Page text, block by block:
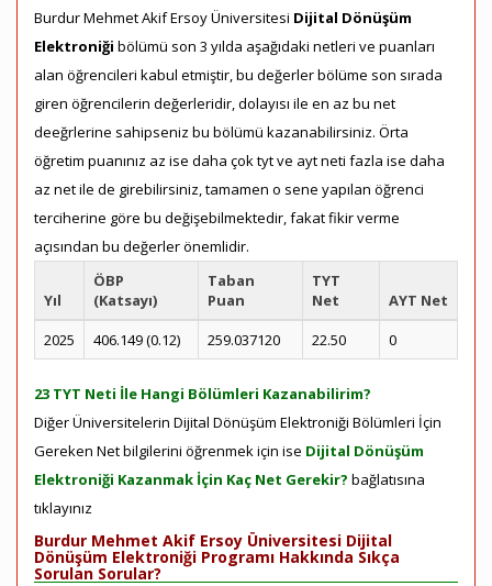
Burdur Mehmet Akif Ersoy Üniversitesi Dijital Dönüşüm
Elektroniği bölümü son 3 yılda aşağıdaki netleri ve puanları
alan öğrencileri kabul etmiştir, bu değerler bölüme son sırada
giren öğrencilerin değerleridir, dolayısı ile en az bu net
deeğrlerine sahipseniz bu bölümü kazanabilirsiniz. Örta
öğretim puanınız az ise daha çok tyt ve ayt neti fazla ise daha
az net ile de girebilirsiniz, tamamen o sene yapılan öğrenci
terciherine göre bu değişebilmektedir, fakat fikir verme
açısından bu değerler önemlidir.
Yıl
ÖBP
(Katsayı)
Taban
Puan
TYT
Net
AYT Net
2025
406.149 (0.12) 259.037120 22.50 0
23 TYT Neti İle Hangi Bölümleri Kazanabilirim?
Diğer Üniversitelerin Dijital Dönüşüm Elektroniği Bölümleri İçin
Gereken Net bilgilerini öğrenmek için ise Dijital Dönüşüm
Elektroniği Kazanmak İçin Kaç Net Gerekir? bağlatısına
tıklayınız
Burdur Mehmet Akif Ersoy Üniversitesi Dijital
Dönüşüm Elektroniği Programı Hakkında Sıkça
Sorulan Sorular?